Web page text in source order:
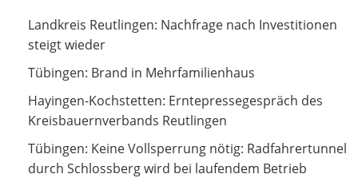
Nachfrage nach Investitionen steigt wieder
Landkreis Reutlingen: Nachfrage nach Investitionen
steigt wieder
Brand in Mehrfamilienhaus
Tübingen: Brand in Mehrfamilienhaus
Erntepressegespräch des Kreisbauernverbands
Reutlingen
Hayingen-Kochstetten: Erntepressegespräch des
Kreisbauernverbands Reutlingen
Keine Vollsperrung nötig: Radfahrertunnel durch
Schlossberg wird bei laufendem Betrieb gereinigt
Tübingen: Keine Vollsperrung nötig: Radfahrertunnel
durch Schlossberg wird bei laufendem Betrieb